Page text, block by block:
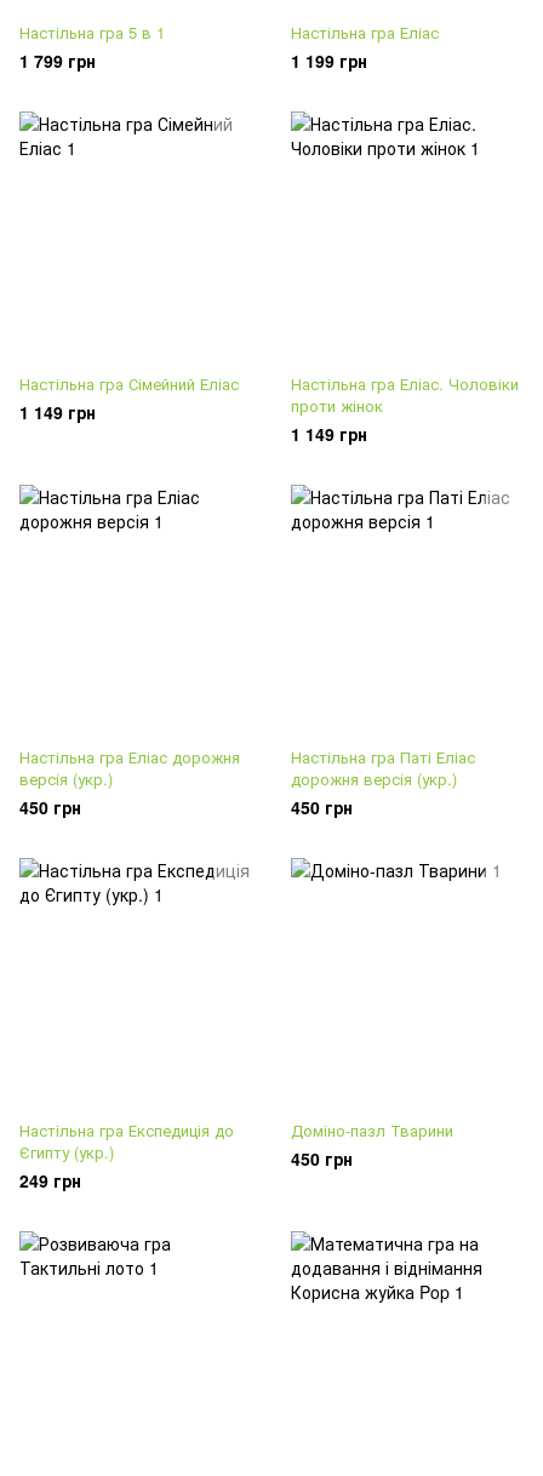
Настільна гра 5 в 1
1 799 грн
Настільна гра Еліас
1 199 грн
Настільна гра Сімейний Еліас
1 149 грн
Настільна гра Еліас. Чоловіки
проти жінок
1 149 грн
Настільна гра Еліас дорожня
версія (укр.)
450 грн
Настільна гра Паті Еліас
дорожня версія (укр.)
450 грн
Настільна гра Експедиція до
Єгипту (укр.)
249 грн
Доміно-пазл Тварини
450 грн